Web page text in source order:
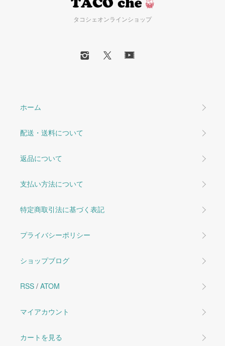
タコシェオンラインショップ
ホーム
配送・送料について
返品について
支払い方法について
特定商取引法に基づく表記
プライバシーポリシー
ショップブログ
RSS / ATOM
マイアカウント
カートを見る